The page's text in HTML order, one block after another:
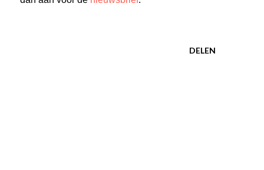
DELEN